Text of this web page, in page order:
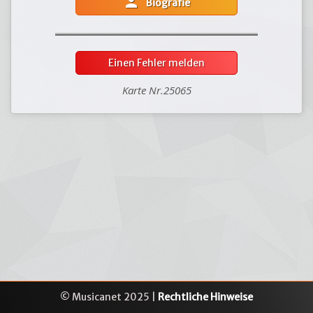
Biografie
Einen Fehler melden
Karte Nr.25065
© Musicanet 2025 | Rechtliche Hinweise